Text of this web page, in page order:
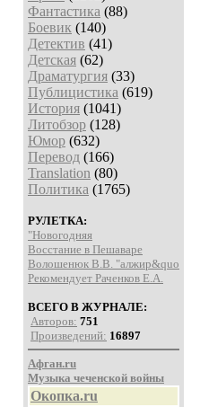
Фантастика (88)
Боевик (140)
Детектив (41)
Детская (62)
Драматургия (33)
Публицистика (619)
История (1041)
Литобзор (128)
Юмор (632)
Перевод (166)
Translation (80)
Политика (1765)
РУЛЕТКА:
"Новогодняя
Восстание в Пешаваре
Волошенюк В.В. "алжир&quo
Рекомендует Раченков Е.А.
ВСЕГО В ЖУРНАЛЕ:
Авторов: 751
Произведений: 16897
Афган.ru
Музыка чеченской войны
Окопка.ru